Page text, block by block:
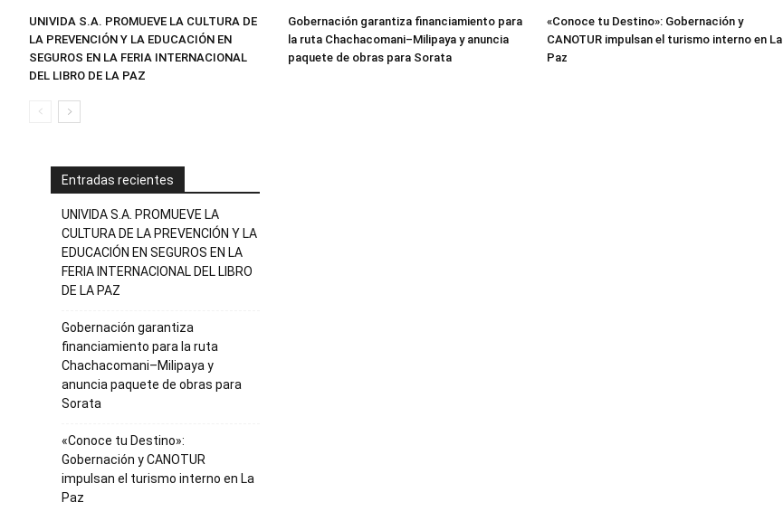
UNIVIDA S.A. PROMUEVE LA CULTURA DE
LA PREVENCIÓN Y LA EDUCACIÓN EN
SEGUROS EN LA FERIA INTERNACIONAL
DEL LIBRO DE LA PAZ
Gobernación garantiza financiamiento para
la ruta Chachacomani–Milipaya y anuncia
paquete de obras para Sorata
«Conoce tu Destino»: Gobernación y
CANOTUR impulsan el turismo interno en La
Paz
Entradas recientes
UNIVIDA S.A. PROMUEVE LA
CULTURA DE LA PREVENCIÓN Y LA
EDUCACIÓN EN SEGUROS EN LA
FERIA INTERNACIONAL DEL LIBRO
DE LA PAZ
Gobernación garantiza
financiamiento para la ruta
Chachacomani–Milipaya y
anuncia paquete de obras para
Sorata
«Conoce tu Destino»:
Gobernación y CANOTUR
impulsan el turismo interno en La
Paz